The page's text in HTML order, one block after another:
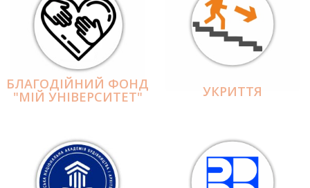
БЛАГОДІЙНИЙ ФОНД
"МІЙ УНІВЕРСИТЕТ" УКРИТТЯ